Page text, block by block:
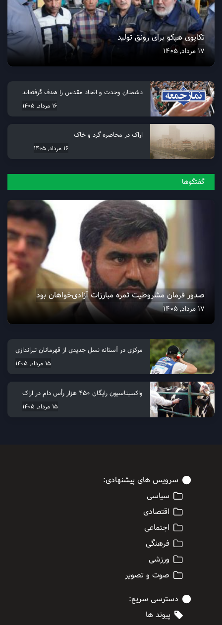
تکاپوی هپکو برای رونق تولید
17 مرداد, 1405
دشمنان وحدت و اتحاد مقدس را هدف گرفته‌اند
16 مرداد, 1405
اراک در محاصره گرد و خاک
16 مرداد, 1405
گفتگو‌ها
صدور فرمان مشروطیت ثمره مبارزات آزادی‌خواهان بود
17 مرداد, 1405
مرکزی در آستانه نسل جدیدی از قهرمانان تیراندازی
15 مرداد, 1405
واکسیناسیون رایگان ۴۵۰ هزار رأس دام در اراک
15 مرداد, 1405
سرویس های پیشنهادی:
سیاسی
اقتصادی
اجتماعی
فرهنگی
ورزشی
صوت و تصویر
دسترسی سریع:
پیوند ها